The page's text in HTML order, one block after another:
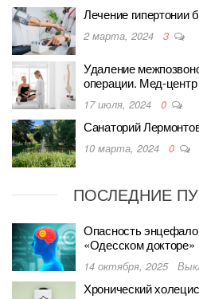
Лечение гипертонии
2 марта, 2024 3
Удаление
операции. Мед-
17 июля, 2024 0
Санаторий
10 марта, 2024 0
ПОСЛЕДНИЕ
Опасность
«Одесском докторе»
14 октября, 2025
Хронический